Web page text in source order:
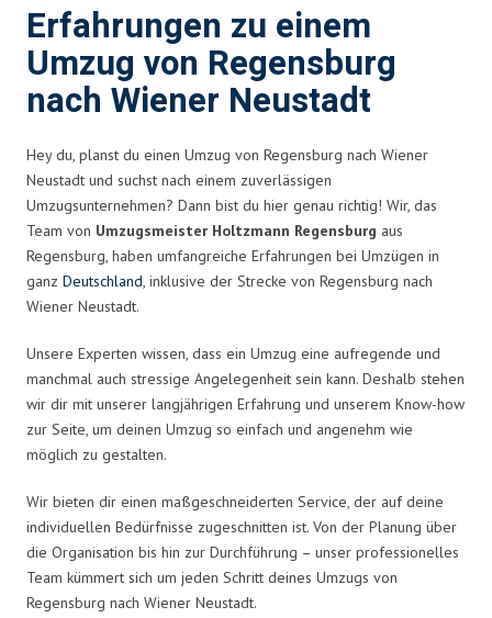
Erfahrungen zu einem
Umzug von Regensburg
nach Wiener Neustadt
Hey du, planst du einen Umzug von Regensburg nach Wiener
Neustadt und suchst nach einem zuverlässigen
Umzugsunternehmen? Dann bist du hier genau richtig! Wir, das
Team von Umzugsmeister Holtzmann Regensburg aus
Regensburg, haben umfangreiche Erfahrungen bei Umzügen in
ganz Deutschland, inklusive der Strecke von Regensburg nach
Wiener Neustadt.
Unsere Experten wissen, dass ein Umzug eine aufregende und
manchmal auch stressige Angelegenheit sein kann. Deshalb stehen
wir dir mit unserer langjährigen Erfahrung und unserem Know-how
zur Seite, um deinen Umzug so einfach und angenehm wie
möglich zu gestalten.
Wir bieten dir einen maßgeschneiderten Service, der auf deine
individuellen Bedürfnisse zugeschnitten ist. Von der Planung über
die Organisation bis hin zur Durchführung – unser professionelles
Team kümmert sich um jeden Schritt deines Umzugs von
Regensburg nach Wiener Neustadt.